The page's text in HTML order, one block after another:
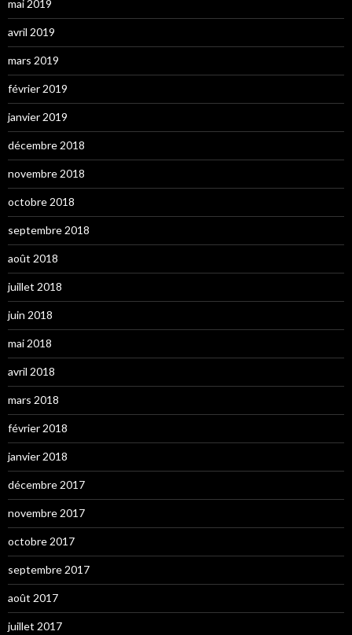
mai 2019
avril 2019
mars 2019
février 2019
janvier 2019
décembre 2018
novembre 2018
octobre 2018
septembre 2018
août 2018
juillet 2018
juin 2018
mai 2018
avril 2018
mars 2018
février 2018
janvier 2018
décembre 2017
novembre 2017
octobre 2017
septembre 2017
août 2017
juillet 2017